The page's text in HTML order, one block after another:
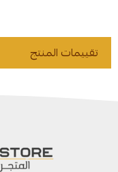
تقييمات المنتج